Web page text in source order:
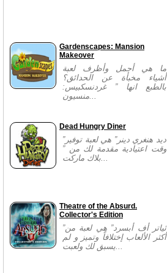
Gardenscapes: Mansion
Makeover
ما هي أجمل وأظرف لعبة
أشياء مخبأة عن الحدائق؟
بالطبع انها ” غردنسكبيس:
منسيون...
Dead Hungry Diner
”ديد هنغري دينر” هي لعبة توفير
وقت اعتيادية مقدمة لك من ”
بلاك ماركت...
Theatre of the Absurd.
Collector's Edition
”ثياتر أف أبسرد” هي لعبة من
أكثر الألعاب إختلافاً وتميز و لم
يسبق لك ولعبت...